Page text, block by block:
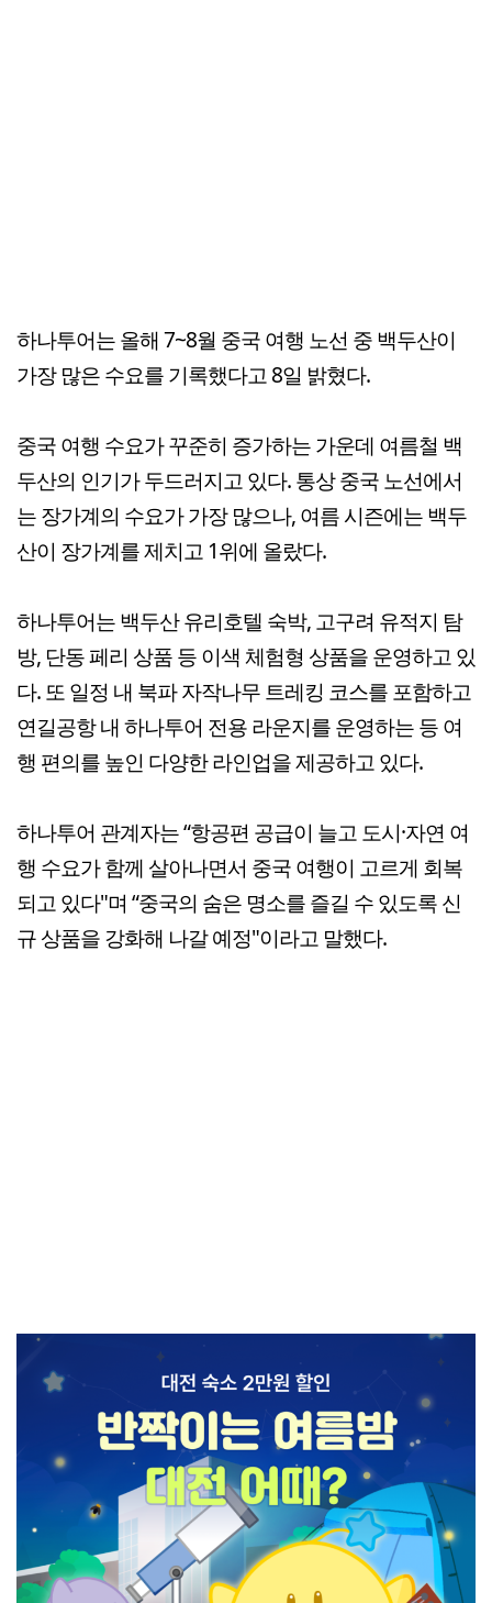
하나투어는 올해 7~8월 중국 여행 노선 중 백두산이
가장 많은 수요를 기록했다고 8일 밝혔다.
중국 여행 수요가 꾸준히 증가하는 가운데 여름철 백
두산의 인기가 두드러지고 있다. 통상 중국 노선에서
는 장가계의 수요가 가장 많으나, 여름 시즌에는 백두
산이 장가계를 제치고 1위에 올랐다.
하나투어는 백두산 유리호텔 숙박, 고구려 유적지 탐
방, 단동 페리 상품 등 이색 체험형 상품을 운영하고 있
다. 또 일정 내 북파 자작나무 트레킹 코스를 포함하고
연길공항 내 하나투어 전용 라운지를 운영하는 등 여
행 편의를 높인 다양한 라인업을 제공하고 있다.
하나투어 관계자는 “항공편 공급이 늘고 도시·자연 여
행 수요가 함께 살아나면서 중국 여행이 고르게 회복
되고 있다"며 “중국의 숨은 명소를 즐길 수 있도록 신
규 상품을 강화해 나갈 예정"이라고 말했다.